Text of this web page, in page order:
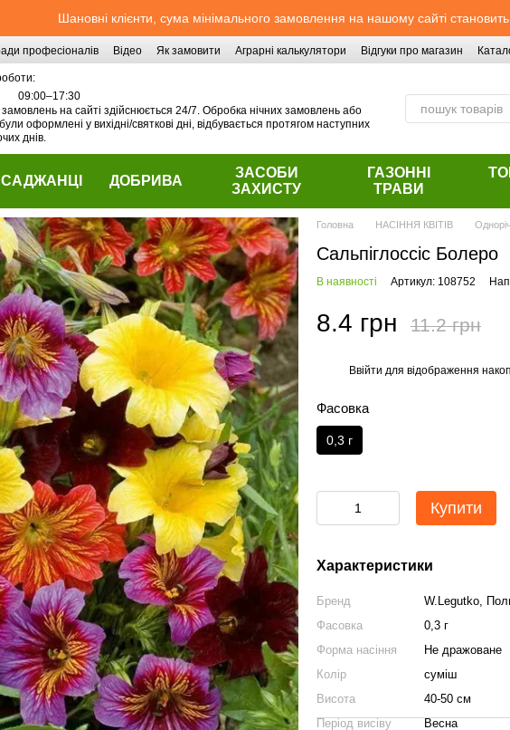
Шановні клієнти, сума мінімального замовлення на нашому сайті
професіоналів Відео Як замовити Аграрні калькулятори Відгуки про магазин
09:00–17:30
на сайті здійснюється 24/7. Обробка нічних замовлень або
оформлені у вихідні/святкові дні, відбувається протягом наступних
днів.
САДЖАНЦІ ДОБРИВА
ЗАСОБИ
ЗАХИСТУ
ГАЗОННІ
ТРАВИ
Головна НАСІННЯ КВІТІВ
Сальпіглоссіс Болеро
В наявності Артикул: 108752
8.4 грн 11.2 грн
Ввійти для відображення
Фасовка
0,3 г
Купити
Характеристики
Бренд
W.Legutko,
Фасовка
0,3 г
Форма насіння
Не дражоване
Колір
сумiш
Висота
40-50 см
Період висіву
Весна